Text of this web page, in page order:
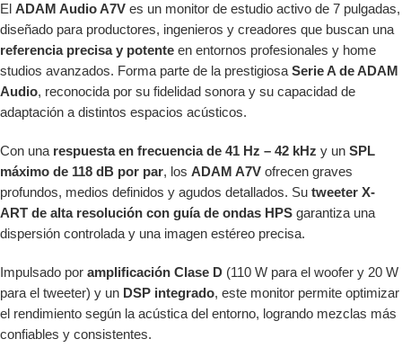
El ADAM Audio A7V es un monitor de estudio activo de 7 pulgadas,
diseñado para productores, ingenieros y creadores que buscan una
referencia precisa y potente en entornos profesionales y home
studios avanzados. Forma parte de la prestigiosa Serie A de ADAM
Audio, reconocida por su fidelidad sonora y su capacidad de
adaptación a distintos espacios acústicos.
Con una respuesta en frecuencia de 41 Hz – 42 kHz y un SPL
máximo de 118 dB por par, los ADAM A7V ofrecen graves
profundos, medios definidos y agudos detallados. Su tweeter X-
ART de alta resolución con guía de ondas HPS garantiza una
dispersión controlada y una imagen estéreo precisa.
Impulsado por amplificación Clase D (110 W para el woofer y 20 W
para el tweeter) y un DSP integrado, este monitor permite optimizar
el rendimiento según la acústica del entorno, logrando mezclas más
confiables y consistentes.